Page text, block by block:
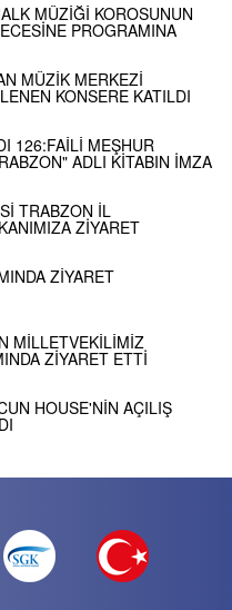
MÜZİĞİ KOROSUNUN
PROGRAMINA
MÜZİK MERKEZİ
KONSERE KATILDI
126:FAİLİ MEŞHUR
ADLI KİTABIN İMZA
TRABZON İL
ZİYARET
ZİYARET
MİLLETVEKİLİMİZ
ZİYARET ETTİ
HOUSE'NİN AÇILIŞ